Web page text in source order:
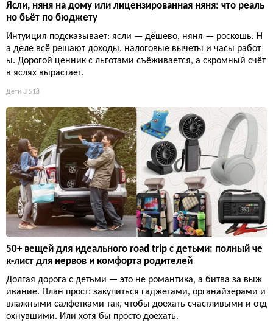
Ясли, няня на дому или лицензированная няня: что реаль
но бьёт по бюджету
Интуиция подсказывает: ясли — дёшево, няня — роскошь. Н
а деле всё решают доходы, налоговые вычеты и часы работ
ы. Дорогой ценник с льготами съёживается, а скромный счёт
в яслях вырастает.
Дети 3 518
50+ вещей для идеального road trip с детьми: полный че
к-лист для нервов и комфорта родителей
Долгая дорога с детьми — это не романтика, а битва за выж
ивание. План прост: закупиться гаджетами, органайзерами и
влажными салфетками так, чтобы доехать счастливыми и отд
охнувшими. Или хотя бы просто доехать.